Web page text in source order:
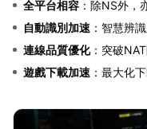
全平台相容 ：除NS外
自動識別加速 ：智慧辨
連線品質優化：突破
遊戲下載加速 ：最大化